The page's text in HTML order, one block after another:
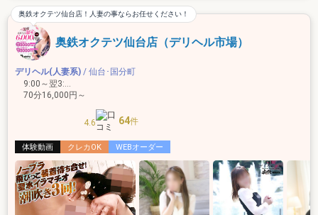
奥鉄オクテツ仙台店（デリヘル市場）
デリヘル(人妻系) / 仙台･国分町
9:00～翌3:00
70分16,000円～
4.6 64件
体験動画 クレカOK WEBオーダー
奥鉄オクテツ仙台店！人妻の事ならお任せください！